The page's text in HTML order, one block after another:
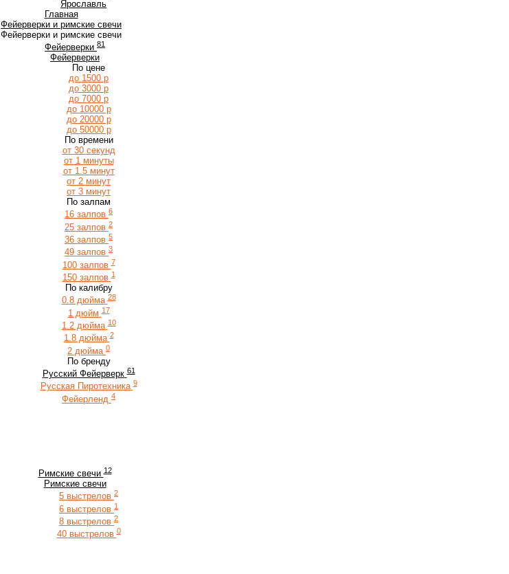
Ярославль
Главная
Фейерверки и римские свечи
Фейерверки и римские свечи
Фейерверки 81
Фейерверки
По цене
до 1500 р
до 3000 р
до 7000 р
до 10000 р
до 20000 р
до 50000 р
По времени
от 30 секунд
от 1 минуты
от 1.5 минут
от 2 минут
от 3 минут
По залпам
16 залпов 6
25 залпов 2
36 залпов 5
49 залпов 3
100 залпов 7
150 залпов 1
По калибру
0.8 дюйма 28
1 дюйм 17
1.2 дюйма 10
1.8 дюйма 2
2 дюйма 0
По бренду
Русский Фейерверк 61
Русская Пиротехника 9
Фейерленд 4
Римские свечи 12
Римские свечи
5 выстрелов 2
6 выстрелов 1
8 выстрелов 2
40 выстрелов 0